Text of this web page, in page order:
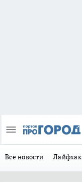
Все новости Лайфхак